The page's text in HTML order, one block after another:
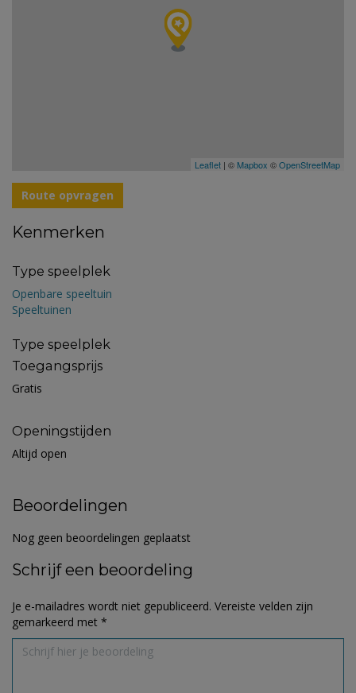
Leaflet | © Mapbox ©OpenStreetMap
Route opvragen
Kenmerken
Type speelplek
Openbare speeltuin
Speeltuinen
Type speelplek
Toegangsprijs
Gratis
Openingstijden
Altijd open
Beoordelingen
Nog geen beoordelingen geplaatst
Schrijf een beoordeling
Je e-mailadres wordt niet gepubliceerd. Vereiste velden zijn
gemarkeerd met *